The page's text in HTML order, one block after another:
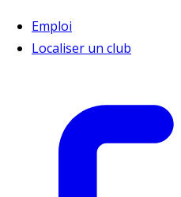
Emploi
Localiser un club